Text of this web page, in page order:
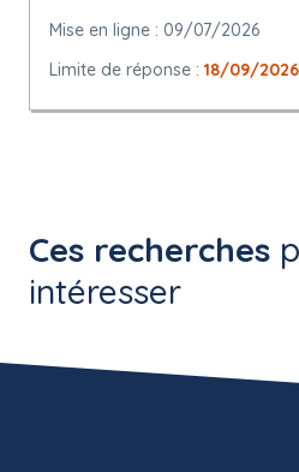
Mise en ligne : 09/07/2026
Limite de réponse : 18/09/2026
Ces recherches
intéresser